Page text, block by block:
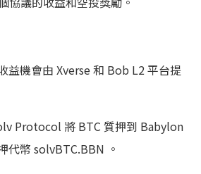
益機會由 Xverse 和 Bob L2 平台提
Protocol 將 BTC 質押到 Babylon
代幣 solvBTC.BBN 。